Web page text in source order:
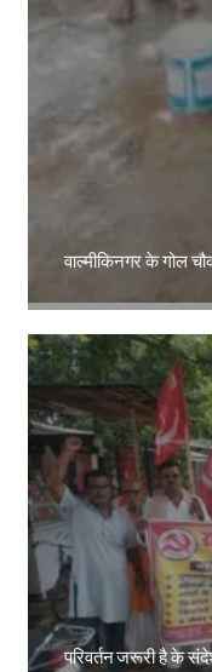
वाल्मीकिनगर के गोल
परिवर्तन जरूरी है के